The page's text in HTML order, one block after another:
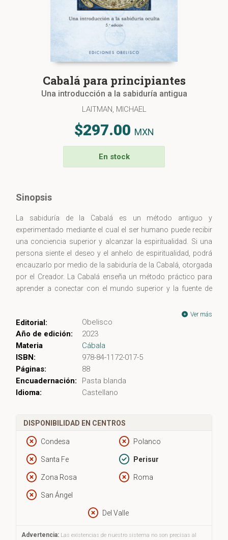
Cabalá para principiantes
Una introducción a la sabiduría antigua
LAITMAN, MICHAEL
$297.00 MXN
En stock
Sinopsis
La sabiduría de la Cabalá es un método antiguo y
experimentado mediante el cual el ser humano puede recibir
una conciencia superior y alcanzar la espiritualidad. Si una
persona siente el deseo y el anhelo de espiritualidad, podrá
encauzarlo por medio de la sabiduría de la Cabalá, otorgada
por el Creador. La Cabalá enseña un método práctico para
aprender a conectar con el mundo superior y la fuente de
A través de este método el hombre alcanza la perfección,
toma las riendas de su vida y trasciende los límites del tiempo
y del espacio. De este modo, logra llenar de sentido su vida y
alcanzar la serenidad y el gozo infinito e ilimitado desde el
mundo terrenal.
Cabalá para principiantes
Laitman nos introduce en el estudio de la Cabalá y nos
prepara para adentrarnos en un universo tan sorprendente
Ver más
Editorial:
Obelisco
Año de edición:
2023
Materia
Cábala
ISBN:
978-84-1172-017-5
Páginas:
88
Encuadernación:
Pasta blanda
Idioma:
Castellano
DISPONIBILIDAD EN CENTROS
Condesa Polanco
Santa Fe Perisur
Zona Rosa Roma
San Ángel
Del Valle
Advertencia: Las existencias de nuestro sistema no son precisas al